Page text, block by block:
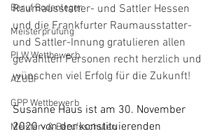
Beruf Bodenleger
Meisterprüfung
PLW Wettbewerb
AZUBI
GPP Wettbewerb
Meister- & Berufsschulen
Raumausstatter- und Sattler Hessen
und die Frankfurter Raumausstatter-
und Sattler-Innung gratulieren allen
gewählten Personen recht herzlich und
wünschen viel Erfolg für die Zukunft!
Susanne Haus ist am 30. November
2020 von der konstituierenden